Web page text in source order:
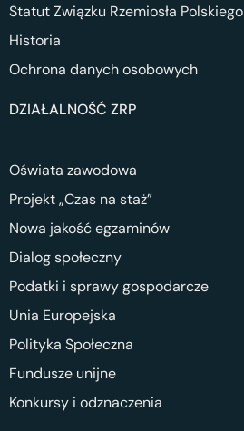
Statut Związku Rzemiosła Polskiego
Historia
Ochrona danych osobowych
DZIAŁALNOŚĆ ZRP
Oświata zawodowa
Projekt „Czas na staż”
Nowa jakość egzaminów
Dialog społeczny
Podatki i sprawy gospodarcze
Unia Europejska
Polityka Społeczna
Fundusze unijne
Konkursy i odznaczenia